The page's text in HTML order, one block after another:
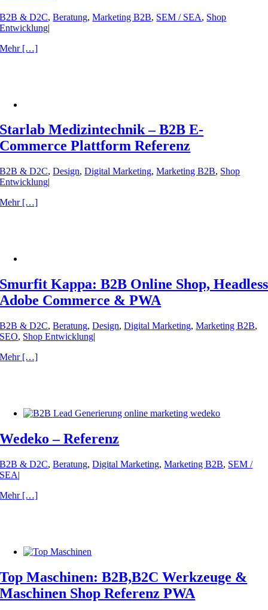
B2B & D2C,Beratung,Marketing B2B, SEM / SEA, Shop
Entwicklung|
Mehr […]
Starlab Medizintechnik – B2B E-
Commerce Plattform Referenz
B2B & D2C,Design,Digital Marketing,Marketing B2B, Shop
Entwicklung|
Mehr […]
Smurfit Kappa: B2B Online Shop, Headless
Adobe Commerce & PWA
B2B & D2C,Beratung,Design,Digital Marketing,Marketing B2B,
SEO, Shop Entwicklung|
Mehr […]
Wedeko – Referenz
B2B & D2C,Beratung,Digital Marketing,Marketing B2B, SEM /
SEA|
Mehr […]
Top Maschinen: B2B,B2C Werkzeuge &
Maschinen Shop Referenz PWA